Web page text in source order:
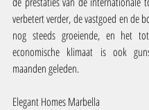
verbetert verder, de vastgoed en de
nog steeds groeiende, en het
economische klimaat is ook
maanden geleden.
Elegant Homes Marbella